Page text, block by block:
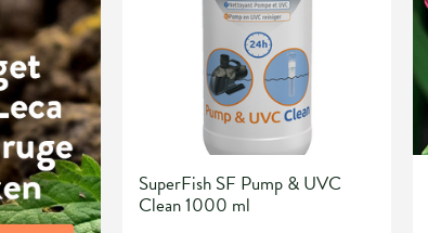
SuperFish SF Pump & UVC
Clean 1000 ml